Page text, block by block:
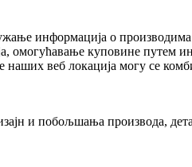
информација о
омогућавање куповине путем
веб локација могу се
и побољшања производа,